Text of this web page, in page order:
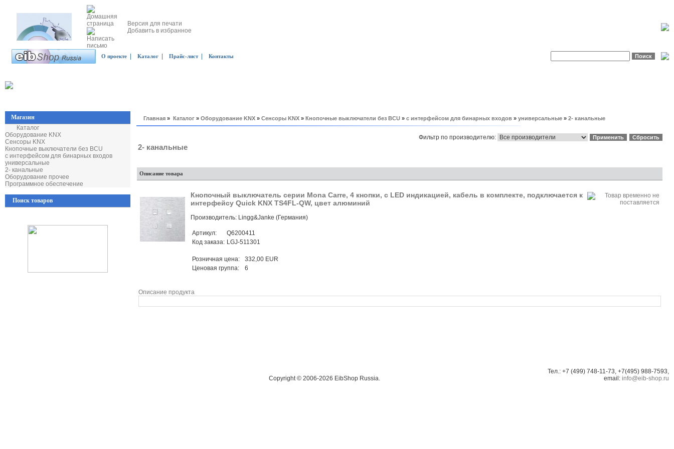
Версия для печати
Добавить в избранное
О проекте Каталог Прайс-лист| Контакты
Магазин
Каталог
Оборудование KNX
Сенсоры KNX
Кнопочные выключатели без BCU
с интерфейсом для бинарных входов
универсальные
2- канальные
Оборудование прочее
Программное обеспечение
Поиск товаров
Главная » Каталог » Оборудование KNX » Сенсоры KNX » Кнопочные выключатели без BCU » с интерфейсом для бинарных входов » универсальные » 2- канальные
Фильтр по производителю:
2- канальные
Описание товара
Кнопочный выключатель серии Mona Carre, 4 кнопки, с LED индикацией, кабель в комплекте, подключается к
интерфейсу Quick KNX TS4FL-QW, цвет алюминий
Производитель: Lingg&Janke (Германия)
Артикул:
Q6200411
Код заказа: LGJ-511301
Розничная цена:
332,00 EUR
Ценовая группа:
6
Описание продукта
Copyright © 2006-2026 EibShop Russia.
Тел.: +7 (499) 748-11-73, +7(495) 988-7593,
email: info@eib-shop.ru